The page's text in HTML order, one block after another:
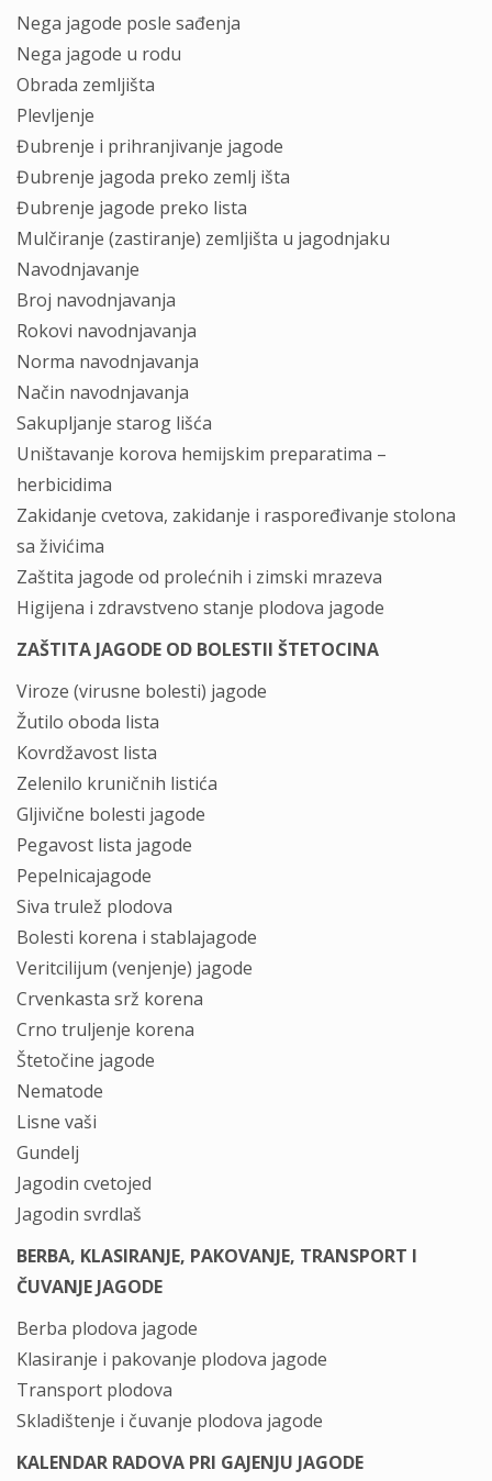
Nega jagode posle sađenja
Nega jagode u rodu
Obrada zemljišta
Plevljenje
Đubrenje i prihranjivanje jagode
Đubrenje jagoda preko zemlj išta
Đubrenje jagode preko lista
Mulčiranje (zastiranje) zemljišta u jagodnjaku
Navodnjavanje
Broj navodnjavanja
Rokovi navodnjavanja
Norma navodnjavanja
Način navodnjavanja
Sakupljanje starog lišća
Uništavanje korova hemijskim preparatima –
herbicidima
Zakidanje cvetova, zakidanje i raspoređivanje stolona
sa živićima
Zaštita jagode od prolećnih i zimski mrazeva
Higijena i zdravstveno stanje plodova jagode
ZAŠTITA JAGODE OD BOLESTII ŠTETOCINA
Viroze (virusne bolesti) jagode
Žutilo oboda lista
Kovrdžavost lista
Zelenilo kruničnih listića
Gljivične bolesti jagode
Pegavost lista jagode
Pepelnicajagode
Siva trulež plodova
Bolesti korena i stablajagode
Veritcilijum (venjenje) jagode
Crvenkasta srž korena
Crno truljenje korena
Štetočine jagode
Nematode
Lisne vaši
Gundelj
Jagodin cvetojed
Jagodin svrdlaš
BERBA, KLASIRANJE, PAKOVANJE, TRANSPORT I
ČUVANJE JAGODE
Berba plodova jagode
Klasiranje i pakovanje plodova jagode
Transport plodova
Skladištenje i čuvanje plodova jagode
KALENDAR RADOVA PRI GAJENJU JAGODE